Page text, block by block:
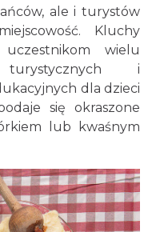
ale i turystów
Kluchy
wielu
i
dla dzieci
się okraszone
lub kwaśnym